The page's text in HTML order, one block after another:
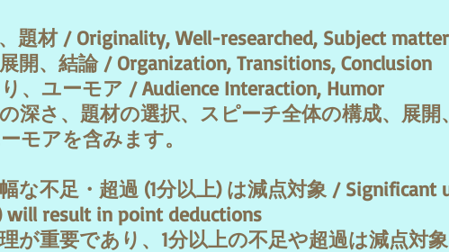
題材 / Originality, Well-researched, Subject matter
開、結論 / Organization, Transitions, Conclusion
、ユーモア / Audience Interaction, Humor
深さ、題材の選択、スピーチ全体の構成、展
モアを含みます。
な不足・超過 (1分以上) は減点対象 / Significant
result in point deductions
が重要であり、1分以上の不足や超過は減点対象